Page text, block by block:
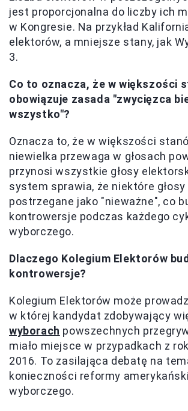
jest proporcjonalna do liczby ich
w Kongresie. Na przykład
elektorów, a mniejsze stany, jak
3.
Co to oznacza, że w większości
obowiązuje zasada "zwycięzca
wszystko"?
Oznacza to, że w większości
niewielka przewaga w głosach
przynosi wszystkie głosy
system sprawia, że niektóre
postrzegane jako "nieważne", co
kontrowersje podczas każdego
wyborczego.
Dlaczego Kolegium Elektorów
kontrowersje?
Kolegium Elektorów może
w której kandydat zdobywający
wyborach powszechnych
miało miejsce w przypadkach z
2016. To zasilająca debatę na
konieczności reformy
wyborczego.